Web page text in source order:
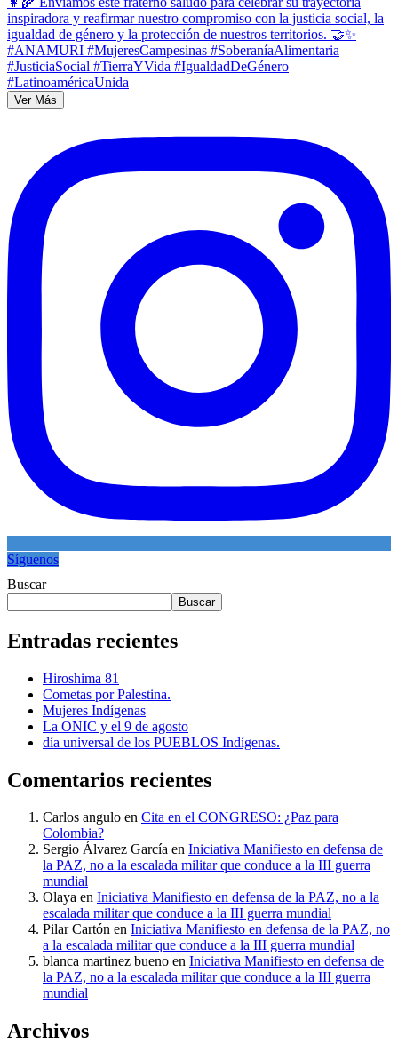
Ver Más
Síguenos
Buscar
Buscar
Entradas recientes
Hiroshima 81
Cometas por Palestina.
Mujeres Indígenas
La ONIC y el 9 de agosto
día universal de los PUEBLOS Indígenas.
Comentarios recientes
Carlos angulo en Cita en el CONGRESO: ¿Paz para
Colombia?
Sergio Álvarez García en Iniciativa Manifiesto en defensa de
la PAZ, no a la escalada militar que conduce a la III guerra
mundial
Olaya en Iniciativa Manifiesto en defensa de la PAZ, no a la
escalada militar que conduce a la III guerra mundial
Pilar Cartón en Iniciativa Manifiesto en defensa de la PAZ, no
a la escalada militar que conduce a la III guerra mundial
blanca martinez bueno en Iniciativa Manifiesto en defensa de
la PAZ, no a la escalada militar que conduce a la III guerra
mundial
Archivos